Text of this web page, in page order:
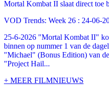
Mortal Kombat II slaat direct toe
VOD Trends: Week 26 : 24-06-
25-6-2026 "Mortal Kombat II"
binnen op nummer 1 van de
"Michael" (Bonus Edition) van
"Project Hail...
+ MEER FILMNIEUWS